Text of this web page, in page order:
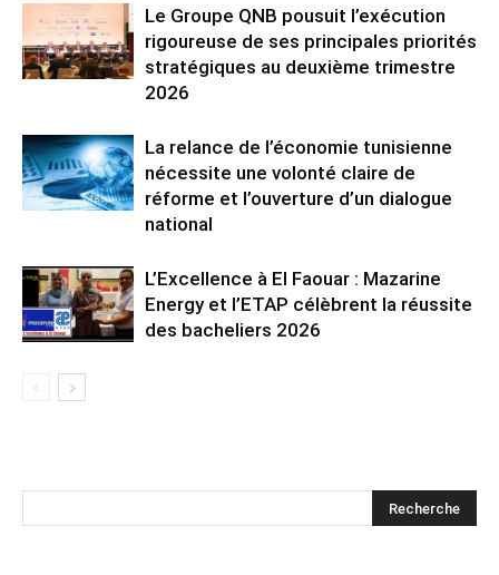
Le Groupe QNB pousuit l’exécution
rigoureuse de ses principales priorités
stratégiques au deuxième trimestre
2026
La relance de l’économie tunisienne
nécessite une volonté claire de
réforme et l’ouverture d’un dialogue
national
L’Excellence à El Faouar : Mazarine
Energy et l’ETAP célèbrent la réussite
des bacheliers 2026